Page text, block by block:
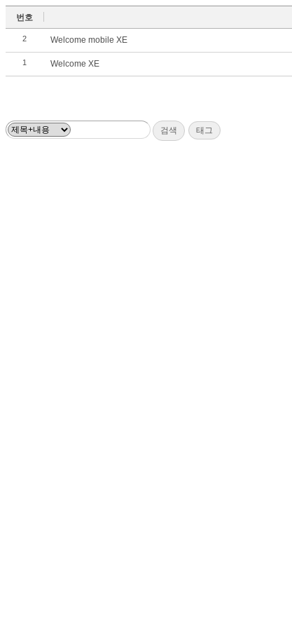
번호
2 Welcome mobile XE
1 Welcome XE
검색 태그